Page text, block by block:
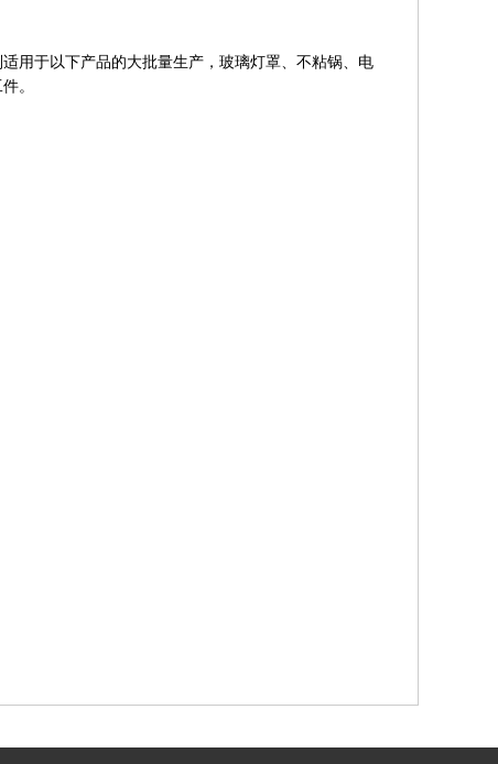
用于以下产品的大批量生产，玻璃灯罩、不粘锅、电
。